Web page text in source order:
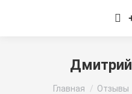
Вы здесь:
Главная Отзывы